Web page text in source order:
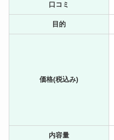
口コミ
目的
価格(税込み)
内容量